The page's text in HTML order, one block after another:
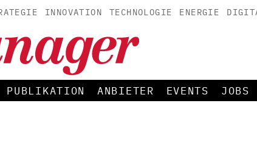
INNOVATION TECHNOLOGIE ENERGIE
PUBLIKATION ANBIETER EVENTS JOBS